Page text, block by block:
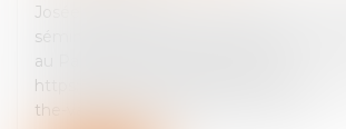
Josée-Anne Bénazeraf a participé le 29
séminaire relatif au le partage de la
au Parlement européen : source:
https://alde.livecasts.eu/copyright-
the-value-in-the-digital-environment